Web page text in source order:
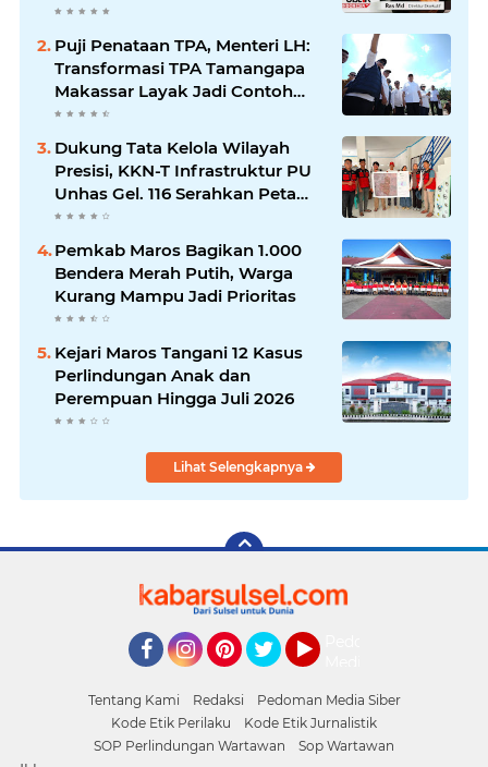
Puji Penataan TPA, Menteri LH:
Transformasi TPA Tamangapa
Makassar Layak Jadi Contoh
Nasional
Dukung Tata Kelola Wilayah
Presisi, KKN-T Infrastruktur PU
Unhas Gel. 116 Serahkan Peta
Batas Dusun Berbasis GIS ke
Desa Bonto Matene
Pemkab Maros Bagikan 1.000
Bendera Merah Putih, Warga
Kurang Mampu Jadi Prioritas
Kejari Maros Tangani 12 Kasus
Perlindungan Anak dan
Perempuan Hingga Juli 2026
Lihat Selengkapnya
Tentang Kami Redaksi
Pedoman Media Siber
Kode Etik Perilaku
Kode Etik Jurnalistik
SOP Perlindungan Wartawan
Sop Wartawan